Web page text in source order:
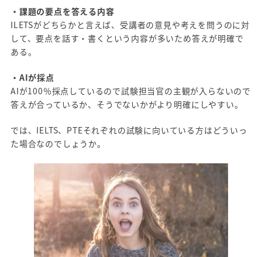
・課題の要点を答える内容
ILETSがどちらかと言えば、受講者の意見や考えを問うのに対
して、要点を話す・書くという内容が多いため答えが明確で
ある。
・AIが採点
AIが100％採点しているので試験担当官の主観が入らないので
答えが合っているか、そうでないかがより明確にしやすい。
では、IELTS、PTEそれぞれの試験に向いている方はどういっ
た場合なのでしょうか。